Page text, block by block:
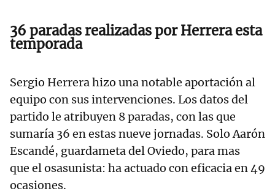
36 paradas realizadas por Herrera esta
temporada
Sergio Herrera hizo una notable aportación al
equipo con sus intervenciones. Los datos del
partido le atribuyen 8 paradas, con las que
sumaría 36 en estas nueve jornadas. Solo Aarón
Escandé, guardameta del Oviedo, para mas
que el osasunista: ha actuado con eficacia en 49
ocasiones.